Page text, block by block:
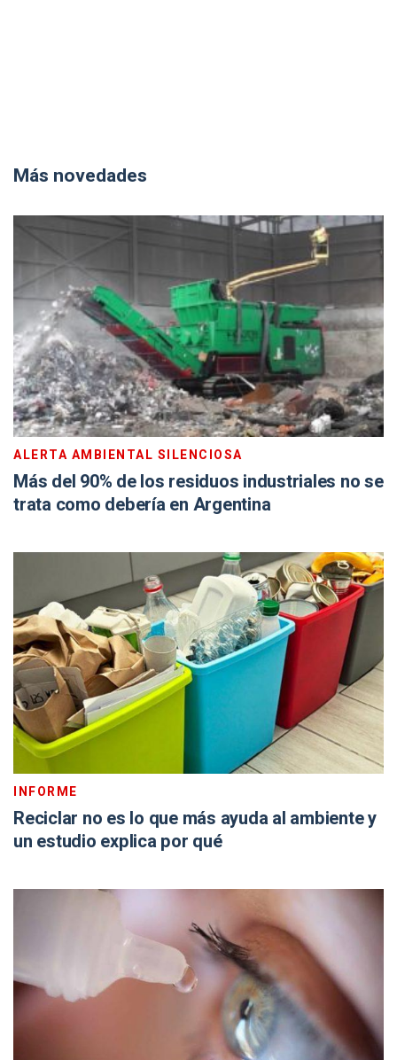
Más novedades
ALERTA AMBIENTAL SILENCIOSA
Más del 90% de los residuos industriales no se
trata como debería en Argentina
INFORME
Reciclar no es lo que más ayuda al ambiente y
un estudio explica por qué